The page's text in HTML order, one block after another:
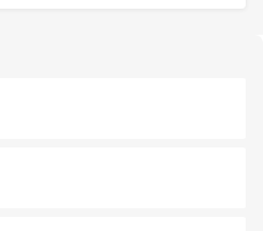
の風情を楽しめる外せないスポット